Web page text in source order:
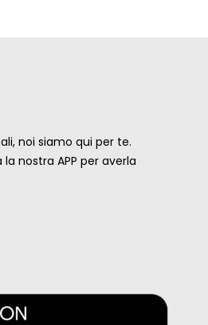
noi siamo qui per te.
nostra APP per averla